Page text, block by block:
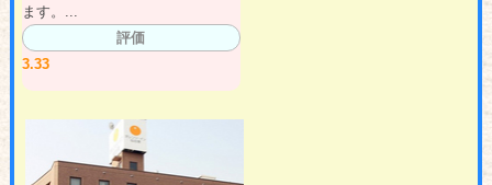
ます。...
評価
3.33